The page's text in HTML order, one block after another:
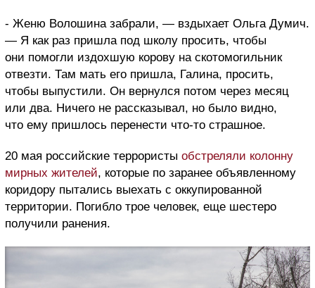
- Женю Волошина забрали, — вздыхает Ольга Думич.
— Я как раз пришла под школу просить, чтобы
они помогли издохшую корову на скотомогильник
отвезти. Там мать его пришла, Галина, просить,
чтобы выпустили. Он вернулся потом через месяц
или два. Ничего не рассказывал, но было видно,
что ему пришлось перенести что-то страшное.
20 мая российские террористы обстреляли колонну
мирных жителей, которые по заранее объявленному
коридору пытались выехать с оккупированной
территории. Погибло трое человек, еще шестеро
получили ранения.